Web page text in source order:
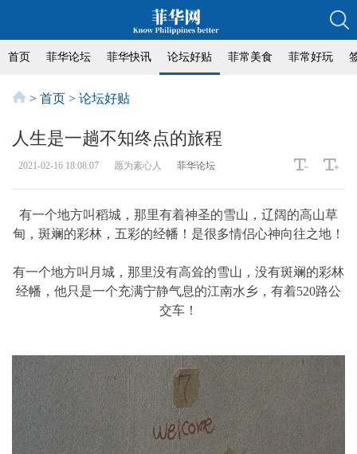
首页 菲华论坛 菲华快讯 论坛好贴 菲常美食 菲常好玩
> 首页 > 论坛好贴
人生是一趟不知终点的旅程
2021-02-16 18:08:07 愿为素心人 菲华论坛
有一个地方叫稻城，那里有着神圣的雪山，辽阔的高山草
甸，斑斓的彩林，五彩的经幡！是很多情侣心神向往之地！
有一个地方叫月城，那里没有高耸的雪山，没有斑斓的彩林
经幡，他只是一个充满宁静气息的江南水乡，有着520路公
交车！